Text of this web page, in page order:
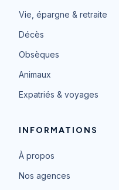
Vie, épargne & retraite
Décès
Obsèques
Animaux
Expatriés & voyages
INFORMATIONS
À propos
Nos agences